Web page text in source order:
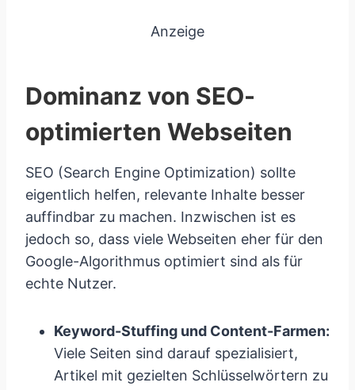
Anzeige
Dominanz von SEO-
optimierten Webseiten
SEO (Search Engine Optimization) sollte
eigentlich helfen, relevante Inhalte besser
auffindbar zu machen. Inzwischen ist es
jedoch so, dass viele Webseiten eher für den
Google-Algorithmus optimiert sind als für
echte Nutzer.
Keyword-Stuffing und Content-Farmen:
Viele Seiten sind darauf spezialisiert,
Artikel mit gezielten Schlüsselwörtern zu